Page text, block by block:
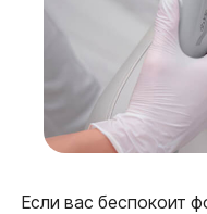
Если вас беспокоит